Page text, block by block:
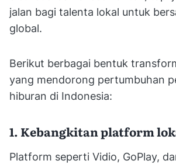
jalan bagi talenta lokal untuk
global.
Berikut berbagai bentuk
yang mendorong pertumbuhan
hiburan di Indonesia:
1. Kebangkitan platform
Platform seperti Vidio, GoPlay,